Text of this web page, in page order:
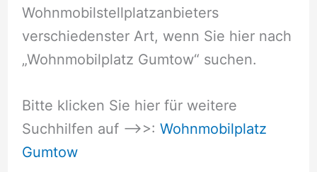
Wohnmobilstellplatzanbieters
verschiedenster Art, wenn Sie hier nach
„Wohnmobilplatz Gumtow“ suchen.
Bitte klicken Sie hier für weitere
Suchhilfen auf –>>: Wohnmobilplatz
Gumtow